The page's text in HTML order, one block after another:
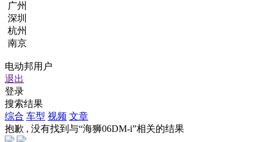
广州
深圳
杭州
南京
电动邦用户
退出
登录
搜索结果
综合 车型 视频 文章
抱歉 , 没有找到与“海狮06DM-i”相关的结果